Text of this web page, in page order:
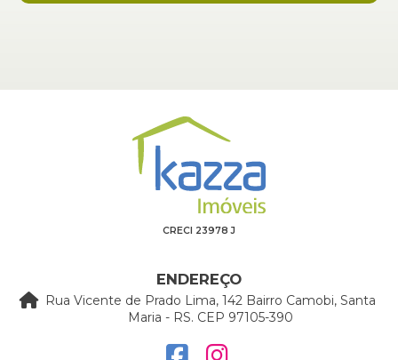
CRECI 23978 J
ENDEREÇO
Rua Vicente de Prado Lima, 142 Bairro Camobi, Santa
Maria - RS. CEP 97105-390